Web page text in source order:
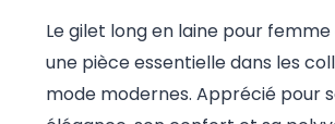
Le gilet long en laine pour
une pièce essentielle dans les
mode modernes. Apprécié pour